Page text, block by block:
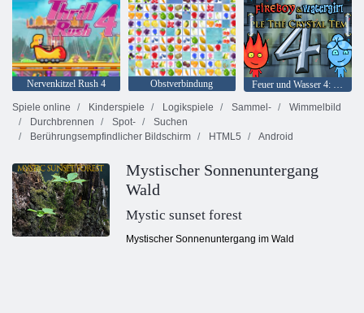
Nervenkitzel Rush 4 Obstverbindung
Feuer und Wasser 4: Kristalltempel
Spiele online
Kinderspiele Logikspiele Sammel-
Wimmelbild
Durchbrennen
Spot-
Suchen
Berührungsempfindlicher Bildschirm
HTML5 Android
Mystischer Sonnenuntergang
Wald
Mystic sunset forest
Mystischer Sonnenuntergang im Wald